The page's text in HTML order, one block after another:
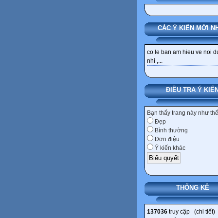
CÁC Ý KIẾN MỚI
co le ban am hieu ve noi
nhi ,...
ĐIỀU TRA Ý KIẾN
Bạn thấy trang này như
Đẹp
Bình thường
Đơn điệu
Ý kiến khác
THỐNG KÊ
137036 truy cập (chi tiết)